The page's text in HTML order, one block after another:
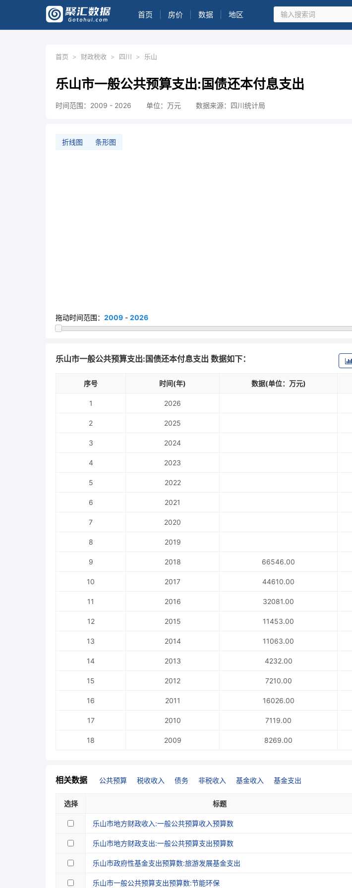
首页 房价 数据 地区
首页 > 财政税收 > 四川 > 乐山
乐山市一般公共预算支出:国债还本付息支出
时间范围：2009 - 2026 单位：万元 数据来源：四川统计局
折线图 条形图
拖动时间范围： 2009 - 2026
乐山市一般公共预算支出:国债还本付息支出 数据如下：
序号 时间(年) 数据(单位：万元)
1 2026
2 2025
3 2024
4 2023
5 2022
6 2021
7 2020
8 2019
9 2018 66546.00
10 2017 44610.00
11 2016 32081.00
12 2015 11453.00
13 2014 11063.00
14 2013 4232.00
15 2012 7210.00
16 2011 16026.00
17 2010 7119.00
18 2009 8269.00
相关数据 公共预算 税收收入 债务 非税收入 基金收入 基金支出
选择 标题
乐山市地方财政收入:一般公共预算收入预算数
乐山市地方财政支出:一般公共预算支出预算数
乐山市政府性基金支出预算数:旅游发展基金支出
乐山市一般公共预算支出预算数:节能环保